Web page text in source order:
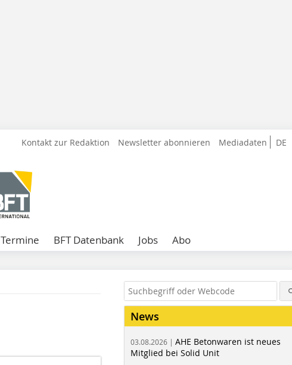
DE
Kontakt zur Redaktion Newsletter abonnieren Mediadaten
Termine BFT Datenbank Jobs Abo
News
03.08.2026 | AHE Betonwaren ist neues
Mitglied bei Solid Unit